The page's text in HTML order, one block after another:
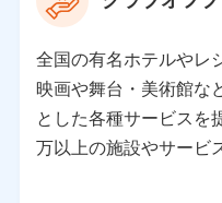
の取り扱いの全部または
す。
個人データの共同利
当社は株式会社NTTド
人データを共同利用し
全国の有名ホテルやレ
映画や舞台・美術館な
とした各種サービスを
万以上の施設やサービ